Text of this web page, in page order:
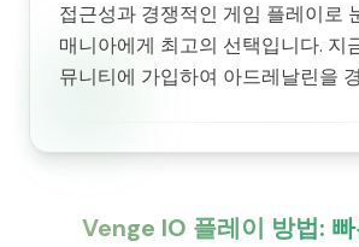
접근성과 경쟁적인 게임 플레이로
매니아에게 최고의 선택입니다. 지
뮤니티에 가입하여 아드레날린을
Venge IO 플레이 방법: